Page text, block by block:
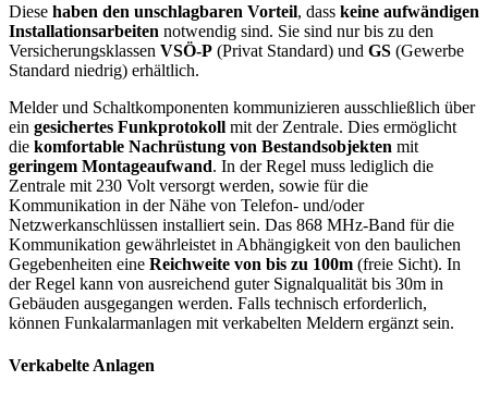
Diese haben den unschlagbaren Vorteil, dass keine aufwändigen
Installationsarbeiten notwendig sind. Sie sind nur bis zu den
Versicherungsklassen VSÖ-P (Privat Standard) und GS (Gewerbe
Standard niedrig) erhältlich.
Melder und Schaltkomponenten kommunizieren ausschließlich über
ein gesichertes Funkprotokoll mit der Zentrale. Dies ermöglicht
die komfortable Nachrüstung von Bestandsobjekten mit
geringem Montageaufwand. In der Regel muss lediglich die
Zentrale mit 230 Volt versorgt werden, sowie für die
Kommunikation in der Nähe von Telefon- und/oder
Netzwerkanschlüssen installiert sein. Das 868 MHz-Band für die
Kommunikation gewährleistet in Abhängigkeit von den baulichen
Gegebenheiten eine Reichweite von bis zu 100m (freie Sicht). In
der Regel kann von ausreichend guter Signalqualität bis 30m in
Gebäuden ausgegangen werden. Falls technisch erforderlich,
können Funkalarmanlagen mit verkabelten Meldern ergänzt sein.
Verkabelte Anlagen